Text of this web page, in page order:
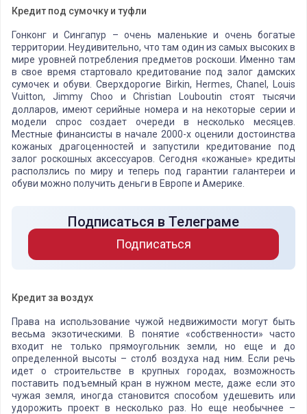
Кредит под сумочку и туфли
Гонконг и Сингапур – очень маленькие и очень богатые
территории. Неудивительно, что там один из самых высоких в
мире уровней потребления предметов роскоши. Именно там
в свое время стартовало кредитование под залог дамских
сумочек и обуви. Сверхдорогие Birkin, Hermes, Chanel, Louis
Vuitton, Jimmy Choo и Christian Louboutin
стоят тысячи
долларов, имеют серийные номера и на некоторые серии и
модели спрос создает очереди в несколько месяцев.
Местные финансисты в начале 2000-х оценили достоинства
кожаных драгоценностей и запустили кредитование под
залог роскошных аксессуаров. Сегодня «кожаные» кредиты
расползлись по миру и теперь под гарантии галантереи и
обуви можно получить деньги в Европе и Америке.
Подписаться в Телеграме
Подписаться
Кредит за воздух
Права на использование чужой недвижимости могут быть
весьма экзотическими. В понятие «собственности» часто
входит не только прямоугольник земли, но еще и до
определенной высоты – столб воздуха над ним. Если речь
идет о строительстве в крупных городах, возможность
поставить подъемный кран в нужном месте, даже если это
чужая земля, иногда становится способом удешевить или
удорожить проект в несколько раз. Но еще необычнее –